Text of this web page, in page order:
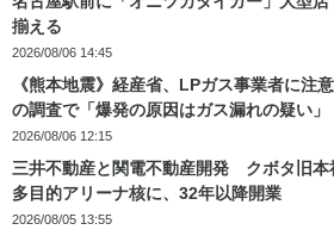
揃える
2026/08/06 14:45
《熊本地震》経産省、LPガス事業者に
の調査で「爆発の原因はガス漏れの疑い」
2026/08/06 12:15
三井不動産と関電不動産開発 クボタ旧
多目的アリーナ核に、32年以降開業
2026/08/05 13:55